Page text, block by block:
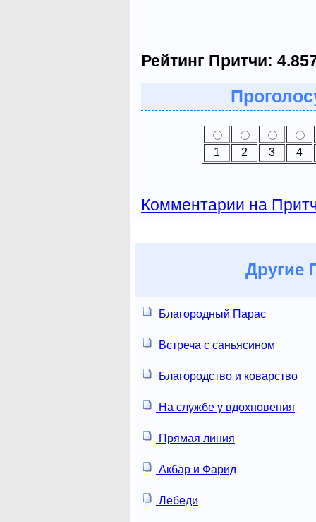
Рейтинг Притчи:
1 2 3 4
Комментарии на
Другие
Благородный Парас
Встреча с саньясином
Благородство и коварство
На службе у вдохновения
Прямая линия
Акбар и Фарид
Лебеди